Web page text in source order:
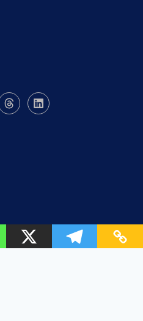
पीआर प्रकाशन सेवा)